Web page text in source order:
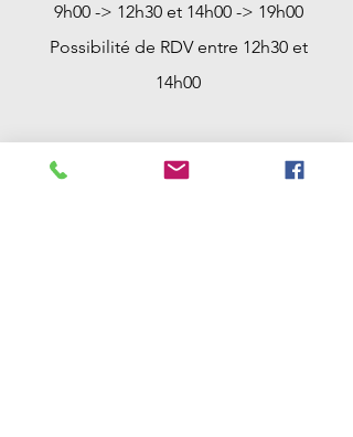
9h00 -> 12h30 et 14h00 -> 19h00
Possibilité de RDV entre 12h30 et
14h00